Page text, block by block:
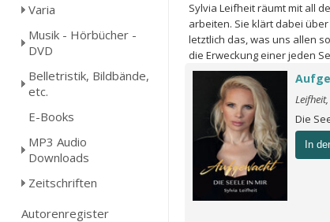
Varia
Musik - Hörbücher -
DVD
Belletristik, Bildbände,
etc.
E-Books
MP3 Audio
Downloads
Zeitschriften
Autorenregister
Sylvia Leifheit räumt mit all
arbeiten. Sie klärt dabei
letztlich das, was uns allen
die Erweckung einer jeden
Die
In